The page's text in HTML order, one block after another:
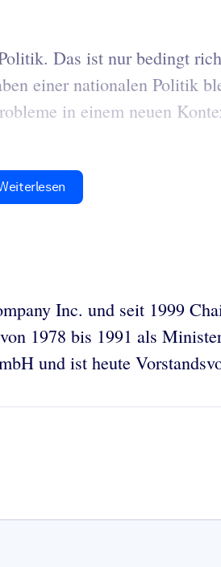
Das ist nur bedingt
einer nationalen Politik
in einem neuen
Inc. und seit 1999
1978 bis 1991 als
und ist heute